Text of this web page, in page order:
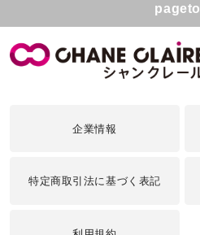
企業情報
特定商取引法に基づく表記